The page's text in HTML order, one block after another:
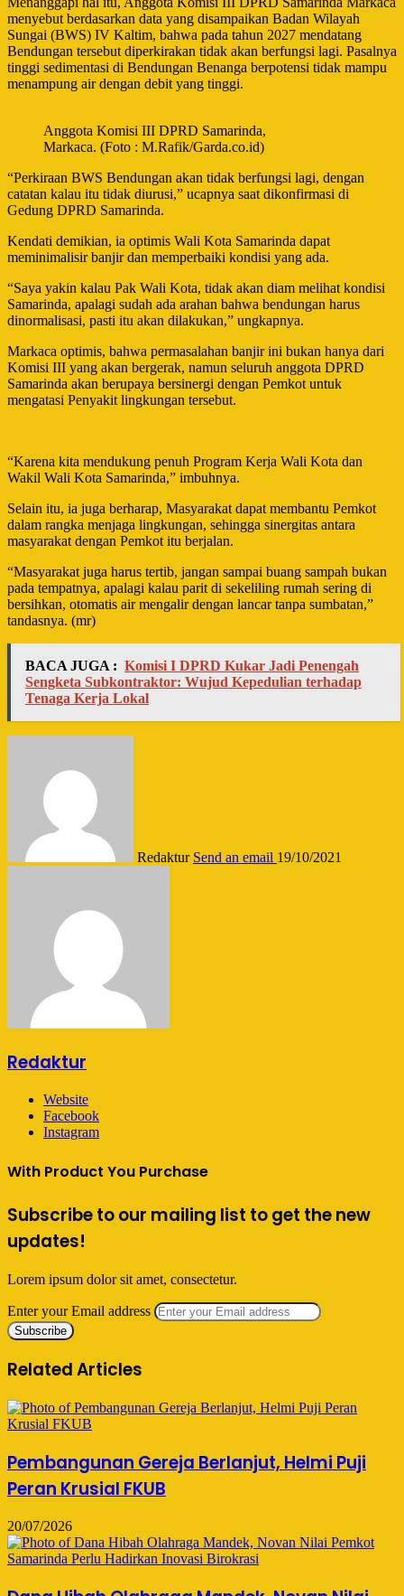
menyebut berdasarkan data yang disampaikan Badan Wilayah
Sungai (BWS) IV Kaltim, bahwa pada tahun 2027 mendatang
Bendungan tersebut diperkirakan tidak akan berfungsi lagi. Pasalnya
tinggi sedimentasi di Bendungan Benanga berpotensi tidak mampu
menampung air dengan debit yang tinggi.
Anggota Komisi III DPRD Samarinda,
Markaca. (Foto : M.Rafik/Garda.co.id)
“Perkiraan BWS Bendungan akan tidak berfungsi lagi, dengan
catatan kalau itu tidak diurusi,” ucapnya saat dikonfirmasi di
Gedung DPRD Samarinda.
Kendati demikian, ia optimis Wali Kota Samarinda dapat
meminimalisir banjir dan memperbaiki kondisi yang ada.
“Saya yakin kalau Pak Wali Kota, tidak akan diam melihat kondisi
Samarinda, apalagi sudah ada arahan bahwa bendungan harus
dinormalisasi, pasti itu akan dilakukan,” ungkapnya.
Markaca optimis, bahwa permasalahan banjir ini bukan hanya dari
Komisi III yang akan bergerak, namun seluruh anggota DPRD
Samarinda akan berupaya bersinergi dengan Pemkot untuk
mengatasi Penyakit lingkungan tersebut.
“Karena kita mendukung penuh Program Kerja Wali Kota dan
Wakil Wali Kota Samarinda,” imbuhnya.
Selain itu, ia juga berharap, Masyarakat dapat membantu Pemkot
dalam rangka menjaga lingkungan, sehingga sinergitas antara
masyarakat dengan Pemkot itu berjalan.
“Masyarakat juga harus tertib, jangan sampai buang sampah bukan
pada tempatnya, apalagi kalau parit di sekeliling rumah sering di
bersihkan, otomatis air mengalir dengan lancar tanpa sumbatan,”
tandasnya. (mr)
BACA JUGA : Komisi I DPRD Kukar Jadi Penengah
Sengketa Subkontraktor: Wujud Kepedulian terhadap
Tenaga Kerja Lokal
Redaktur Send an email 19/10/2021
Redaktur
Website
Facebook
Instagram
With Product You Purchase
Subscribe to our mailing list to get the new
updates!
Lorem ipsum dolor sit amet, consectetur.
Enter your Email address
Related Articles
Pembangunan Gereja Berlanjut, Helmi Puji
Peran Krusial FKUB
20/07/2026